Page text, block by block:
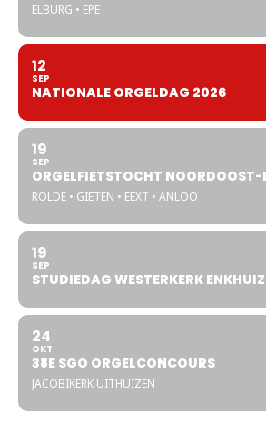
ELBURG • EPE
12
SEP
NATIONALE ORGELDAG 2026
19
SEP
ORGELFIETSTOCHT NOORDOOST-
ROLDE • GIETEN • EEXT • ANLOO
19
SEP
STUDIEDAG WESTERKERK
24
OKT
38E SGO ORGELCONCOURS
JACOBIKERK UITHUIZEN